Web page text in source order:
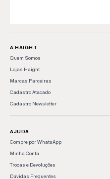
A HAIGHT
Quem Somos
Lojas Haight
Marcas Parceiras
Cadastro Atacado
Cadastro Newsletter
AJUDA
Compre por WhatsApp
Minha Conta
Trocas e Devoluções
Dúvidas Frequentes